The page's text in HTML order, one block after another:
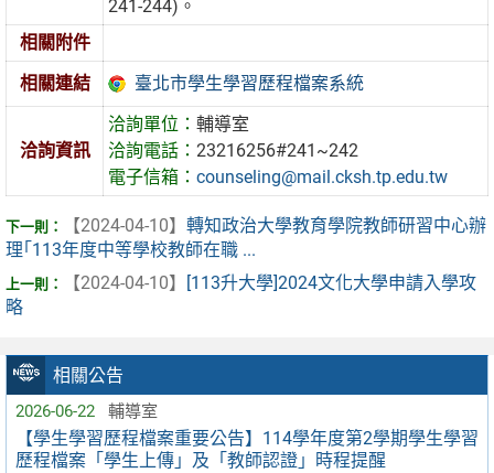
相關公告
2026-06-22 輔導室
【學生學習歷程檔案重要公告】114學年度第2學期學生學習
歷程檔案「學生上傳」及「教師認證」時程提醒
241-244)。
相關附件
相關連結
臺北市學生學習歷程檔案系統
洽詢資訊
洽詢單位：輔導室
洽詢電話：23216256#241~242
電子信箱：counseling@mail.cksh.tp.edu.tw
【2024-04-10】 轉知政治大學教育學院教師研習中心辦
理｢113年度中等學校教師在職 ...
【2024-04-10】
[113升大學]2024文化大學申請入學攻
略